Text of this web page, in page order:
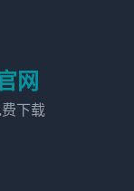
网
下载